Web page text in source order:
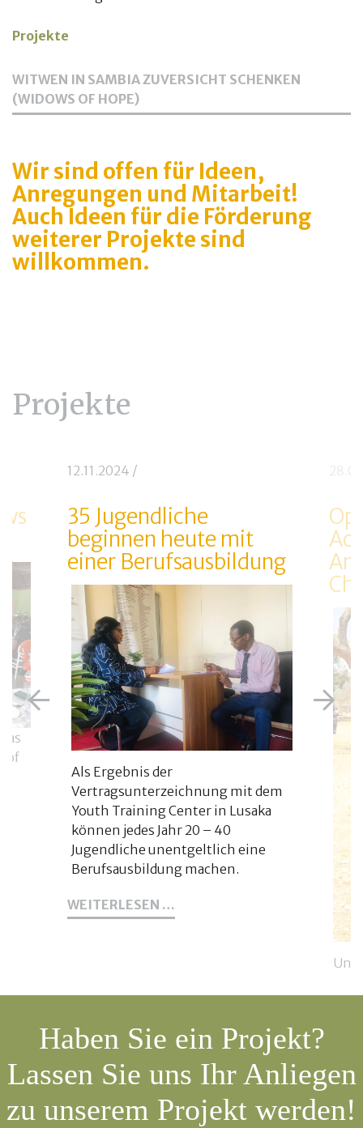
WITWEN IN SAMBIA ZUVERSICHT SCHENKEN
(WIDOWS OF HOPE)
Wir sind offen für Ideen,
Anregungen und Mitarbeit!
Auch Ideen für die Förderung
weiterer Projekte sind
willkommen.
Projekte
Projekte
of
12.11.2024 /
35 Jugendliche
beginnen heute mit
einer Berufsausbildung
Als Ergebnis der
Vertragsunterzeichnung mit dem
Youth Training Center in Lusaka
können jedes Jahr 20 – 40
Jugendliche unentgeltlich eine
Berufsausbildung machen.
WEITERLESEN …
JUGENDLICHE
Haben Sie ein Projekt?
Lassen Sie uns Ihr Anliegen
zu unserem Projekt werden!